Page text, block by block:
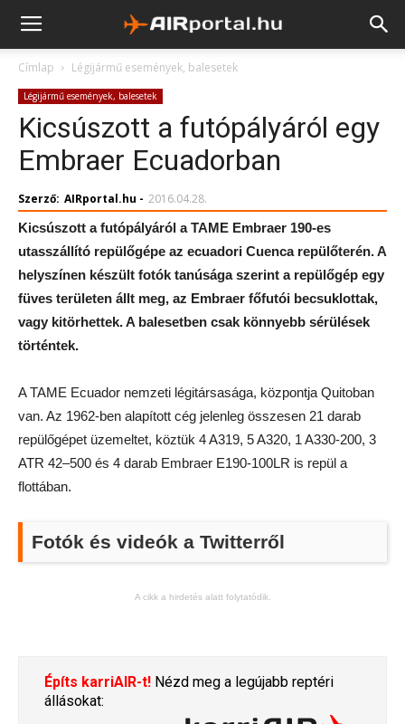
Címlap Légijármű események, balesetek
Légijármű események, balesetek
Kicsúszott a futópályáról egy
Embraer Ecuadorban
Szerző: AIRportal.hu - 2016.04.28.
Kicsúszott a futópályáról a TAME Embraer 190-es
utasszállító repülőgépe az ecuadori Cuenca repülőterén. A
helyszínen készült fotók tanúsága szerint a repülőgép egy
füves területen állt meg, az Embraer főfutói becsuklottak,
vagy kitörhettek. A balesetben csak könnyebb sérülések
történtek.
A TAME Ecuador nemzeti légitársasága, központja Quitoban
van. Az 1962-ben alapított cég jelenleg összesen 21 darab
repülőgépet üzemeltet, köztük 4 A319, 5 A320, 1 A330-200, 3
ATR 42–500 és 4 darab Embraer E190-100LR is repül a
flottában.
Fotók és videók a Twitterről
A cikk a hirdetés alatt folytatódik.
Építs karriAIR-t! Nézd meg a legújabb reptéri
állásokat: